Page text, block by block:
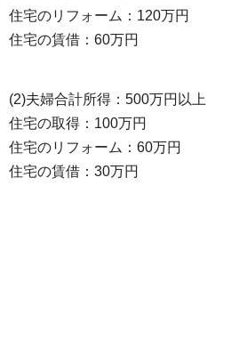
住宅のリフォーム：120万円
住宅の賃借：60万円
(2)夫婦合計所得：500万円以上
住宅の取得：100万円
住宅のリフォーム：60万円
住宅の賃借：30万円